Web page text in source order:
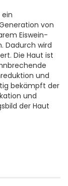
ein
von
Eiswein-
Dadurch wird
Die Haut ist
und
bekämpft der
und
der Haut